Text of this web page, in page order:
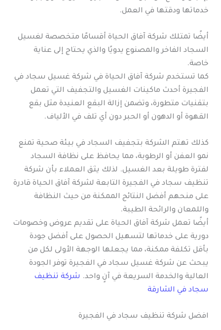
خدماتها ودقتها في العمل.
أيضًا تمتلك شركة آفاق الحياة أقسامًا متخصصة لغسيل
السجاد الفاخر والمصنوع يدويًا والذي يحتاج إلى عناية
خاصة.
كما تستخدم شركة آفاق الحياة في شركة غسيل سجاد في
الفجيرة أحدث ماكينات الغسيل والتجفيف التي تعمل
بتقنيات متطورة، وتضمن إزالة البقع العنيدة مثل بقع
القهوة أو الدهون أو الحبر دون أي تلف في الألياف.
كذلك تهتم الشركة بتجفيف السجاد في بيئة صحية تمنع
نمو العفن أو الرطوبة، مما يحافظ على نظافة السجاد
لفترة طويلة بعد الغسيل. لذلك يثق العملاء بأن شركة
تنظيف سجاد في الفجيرة التابعة لشركة آفاق الحياة قادرة
على منحهم أفضل النتائج الممكنة من حيث النظافة
واللمعان والرائحة الطيبة.
أيضًا تعمل شركة آفاق الحياة على تقديم عروض وخصومات
دورية على خدماتها لتسهيل الحصول على أفضل جودة
بأقل تكلفة ممكنة، مما يجعلها الوجهة الأولى لكل من
يبحث عن شركة غسيل سجاد في الفجيرة توفر الجودة
العالية والخدمة السريعة في آنٍ واحد. شركة تنظيف
سجاد في الشارقة
افضل شركة تنظيف سجاد في الفجيرة